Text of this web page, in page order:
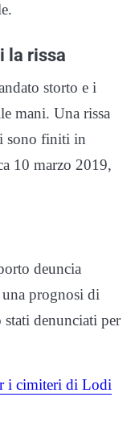
la rissa
storto e i
mani. Una rissa
sono finiti in
10 marzo 2019,
deuncia
prognosi di
denunciati per
i cimiteri di Lodi